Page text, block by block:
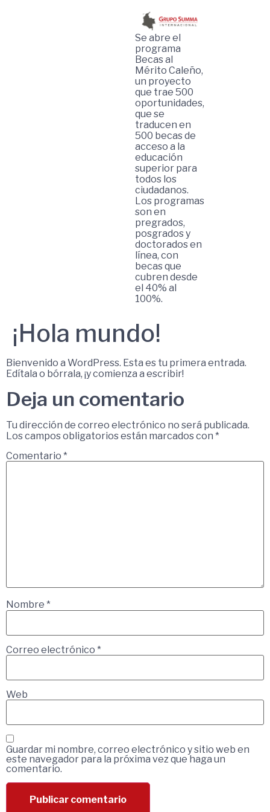
Se abre el
programa
Becas al
Mérito Caleño,
un proyecto
que trae 500
oportunidades,
que se
traducen en
500 becas de
acceso a la
educación
superior para
todos los
ciudadanos.
Los programas
son en
pregrados,
posgrados y
doctorados en
línea, con
becas que
cubren desde
el 40% al
100%.
¡Hola mundo!
Bienvenido a WordPress. Esta es tu primera entrada.
Edítala o bórrala, ¡y comienza a escribir!
Deja un comentario
Tu dirección de correo electrónico no será publicada.
Los campos obligatorios están marcados con *
Comentario *
Nombre *
Correo electrónico *
Web
Guardar mi nombre, correo electrónico y sitio web en
este navegador para la próxima vez que haga un
comentario.